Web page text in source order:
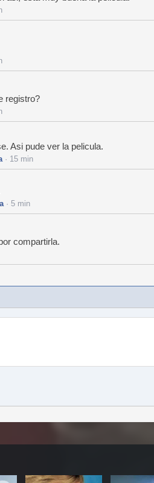
registro?
Asi pude ver la pelicula.
· 15 min
· 5 min
compartirla.